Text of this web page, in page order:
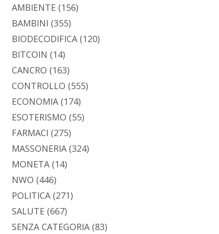
AMBIENTE (156)
BAMBINI (355)
BIODECODIFICA(120)
BITCOIN (14)
CANCRO (163)
CONTROLLO (555)
ECONOMIA(174)
ESOTERISMO (55)
FARMACI (275)
MASSONERIA(324)
MONETA(14)
NWO (446)
POLITICA(271)
SALUTE (667)
SENZA CATEGORIA(83)